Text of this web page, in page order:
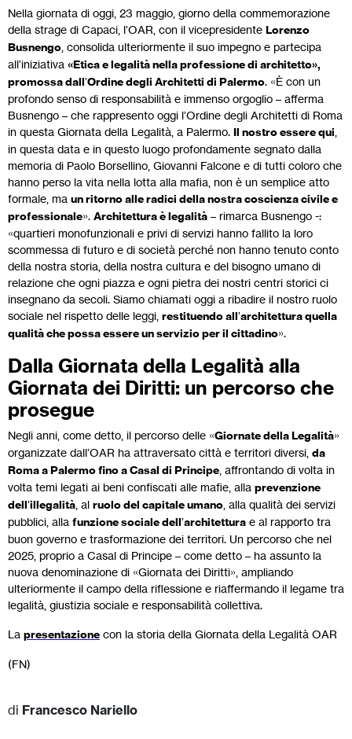
Nella giornata di oggi, 23 maggio, giorno della commemorazione
della strage di Capaci, l’OAR, con il vicepresidente Lorenzo
Busnengo , consolida ulteriormente il suo impegno e partecipa
all’iniziativa «Etica e legalità nella professione di architetto»,
promossa dall’Ordine degli Architetti di Palermo. «È con un
profondo senso di responsabilità e immenso orgoglio – afferma
Busnengo – che rappresento oggi l’Ordine degli Architetti di Roma
in questa Giornata della Legalità, a Palermo. Il nostro essere qui
in questa data e in questo luogo profondamente segnato dalla
memoria di Paolo Borsellino, Giovanni Falcone e di tutti coloro che
hanno perso la vita nella lotta alla mafia, non è un semplice atto
formale, ma un ritorno alle radici della nostra coscienza civile e
professionale». Architettura è legalità – rimarca Busnengo -:
«quartieri monofunzionali e privi di servizi hanno fallito la loro
scommessa di futuro e di società perché non hanno tenuto conto
della nostra storia, della nostra cultura e del bisogno umano di
relazione che ogni piazza e ogni pietra dei nostri centri storici ci
insegnano da secoli. Siamo chiamati oggi a ribadire il nostro ruolo
sociale nel rispetto delle leggi, restituendo all’architettura quella
qualità che possa essere un servizio per il cittadino».
Dalla Giornata della Legalità alla
Giornata dei Diritti: un percorso che
prosegue
Negli anni, come detto, il percorso delle «Giornate della Legalità»
organizzate dall’OAR ha attraversato città e territori diversi, da
Roma a Palermo fino a Casal di Principe , affrontando di volta in
volta temi legati ai beni confiscati alle mafie, alla prevenzione
dell’illegalità , al ruolo del capitale umano , alla qualità dei servizi
pubblici, alla funzione sociale dell’architettura e al rapporto tra
buon governo e trasformazione dei territori. Un percorso che nel
2025, proprio a Casal di Principe – come detto – ha assunto la
nuova denominazione di «Giornata dei Diritti», ampliando
ulteriormente il campo della riflessione e riaffermando il legame tra
legalità, giustizia sociale e responsabilità collettiva.
La presentazione con la storia della Giornata della Legalità OAR
(FN)
di Francesco Nariello